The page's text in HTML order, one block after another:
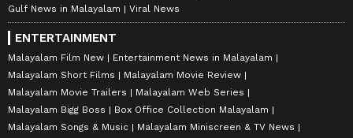
ABOUT THE AUTHOR
WDWeb Desk
Gulf News in Malayalam
Viral News
ENTERTAINMENT
Malayalam Film New
Entertainment News in Malayalam
Malayalam Short Films
Malayalam Movie Review
Malayalam Movie Trailers
Malayalam Web Series
Malayalam Bigg Boss
Box Office Collection Malayalam
Malayalam Songs & Music
Malayalam Miniscreen & TV News